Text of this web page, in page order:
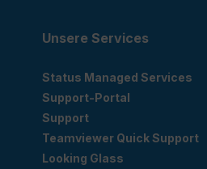
Unsere Services
Status Managed Services
Support-Portal
Support
Teamviewer Quick Support
Looking Glass